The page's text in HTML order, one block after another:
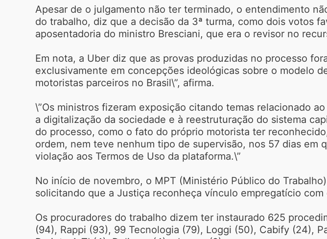
Apesar de o julgamento não ter terminado, o entendimento
do trabalho, diz que a decisão da 3ª turma, como dois votos
aposentadoria do ministro Bresciani, que era o revisor no
Em nota, a Uber diz que as provas produzidas no processo
exclusivamente em concepções ideológicas sobre o modelo
motoristas parceiros no Brasil\”, afirma.
\”Os ministros fizeram exposição citando temas relacionado
a digitalização da sociedade e à reestruturação do sistema
do processo, como o fato do próprio motorista ter
ordem, nem teve nenhum tipo de supervisão, nos 57 dias em
violação aos Termos de Uso da plataforma.\”
No início de novembro, o MPT (Ministério Público do
solicitando que a Justiça reconheça vínculo empregatício
Os procuradores do trabalho dizem ter instaurado 625
(94), Rappi (93), 99 Tecnologia (79), Loggi (50), Cabify (24),